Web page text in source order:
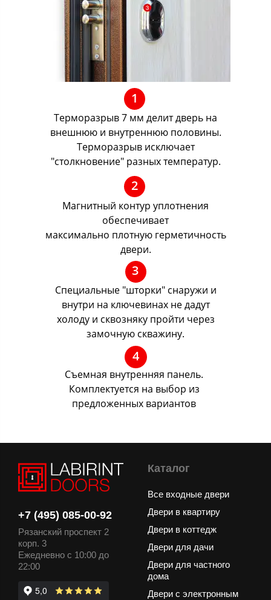
Терморазрыв 7 мм делит дверь на
внешнюю и внутреннюю половины.
Терморазрыв исключает
"столкновение" разных температур.
Магнитный контур уплотнения
обеспечивает
максимально плотную герметичность
двери.
Специальные "шторки" снаружи и
внутри на ключевинах не дадут
холоду и сквозняку пройти через
замочную скважину.
Съемная внутренняя панель.
Комплектуется на выбор из
предложенных вариантов
1
2
3
4
+7 (495) 085-00-92
Рязанский проспект 2
корп. 3
Ежедневно с 10:00 до
22:00
Каталог
Все входные двери
Двери в квартиру
Двери в коттедж
Двери для дачи
Двери для частного
дома
Двери с электронным